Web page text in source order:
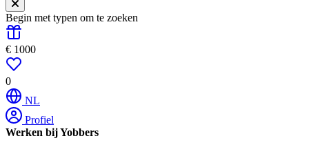
Begin met typen om te zoeken
€ 1000
0
NL
Profiel
Werken bij Yobbers